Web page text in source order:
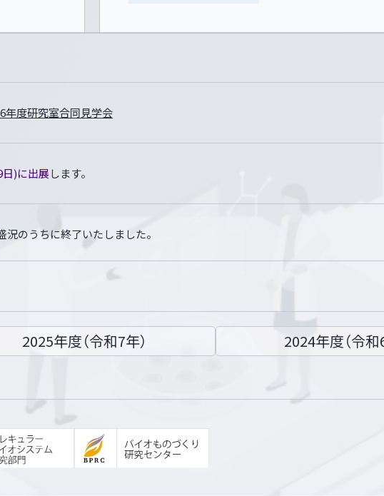
年度研究室合同見学会
)に出展します。
のうちに終了いたしました。
しました。
2025年度（令和7年） 2024年度（令和